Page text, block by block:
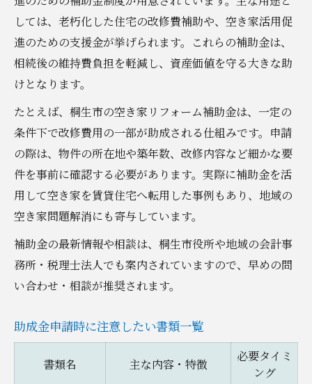
しては、老朽化した住宅の改修費補助や、空き家活用促
進のための支援金が挙げられます。これらの補助金は、
相続後の維持費負担を軽減し、資産価値を守る大きな助
けとなります。
たとえば、桐生市の空き家リフォーム補助金は、一定の
条件下で改修費用の一部が助成される仕組みです。申請
の際は、物件の所在地や築年数、改修内容など細かな要
件を事前に確認する必要があります。実際に補助金を活
用して空き家を賃貸住宅へ転用した事例もあり、地域の
空き家問題解消にも寄与しています。
補助金の最新情報や相談は、桐生市役所や地域の会計事
務所・税理士法人でも案内されていますので、早めの問
い合わせ・相談が推奨されます。
助成金申請時に注意したい書類一覧
書類名 主な内容・特徴
必要タイミ
ング